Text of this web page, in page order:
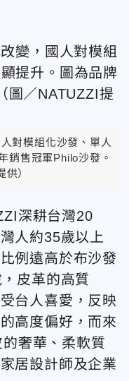
對模組化沙發、單人
銷售冠軍Philo沙發。
供）
深耕台灣20
人約35歲以上
例遠高於布沙發
皮革的高質
台人喜愛，反映
高度偏好，而來
奢華、柔軟質
居設計師及企業